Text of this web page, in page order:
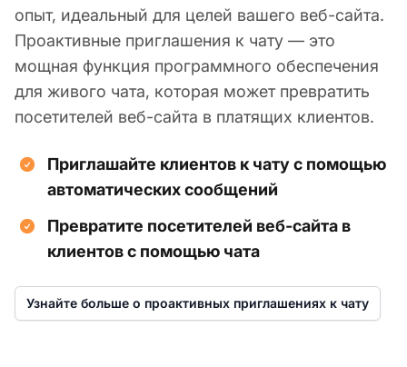
опыт, идеальный для целей вашего веб-сайта.
Проактивные приглашения к чату — это
мощная функция программного обеспечения
для живого чата, которая может превратить
посетителей веб-сайта в платящих клиентов.
Приглашайте клиентов к чату с помощью
автоматических сообщений
Превратите посетителей веб-сайта в
клиентов с помощью чата
Узнайте больше о проактивных приглашениях к чату